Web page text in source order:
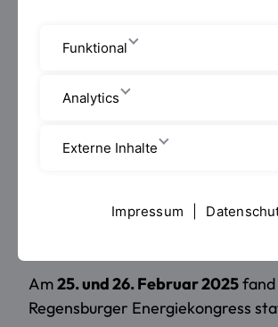
wettbewerbsfähige
Am25. und 26. Februar 2025fand
Regensburger Energiekongress
Funktional
Analytics
Externe Inhalte
Impressum